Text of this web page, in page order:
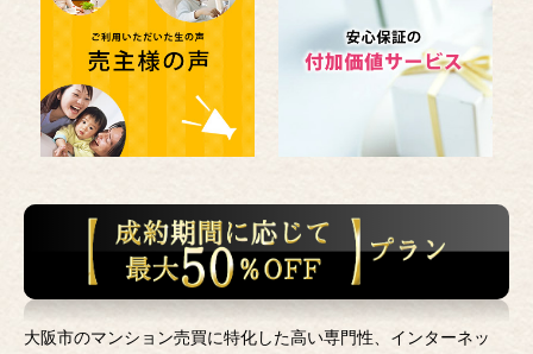
大阪市のマンション売買に特化した高い専門性、インターネッ